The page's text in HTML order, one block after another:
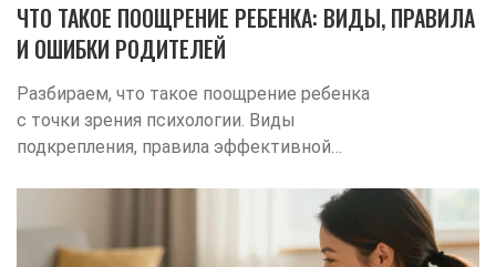
ЧТО ТАКОЕ ПООЩРЕНИЕ РЕБЕНКА: ВИДЫ, ПРАВИЛА
И ОШИБКИ РОДИТЕЛЕЙ
Разбираем, что такое поощрение ребенка
с точки зрения психологии. Виды
подкрепления, правила эффективной